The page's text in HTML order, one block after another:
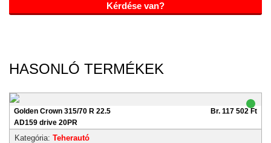
Kérdése van?
HASONLÓ TERMÉKEK
Golden Crown 315/70 R 22.5
AD159 drive 20PR
Br. 117 502 Ft
Kategória: Teherautó